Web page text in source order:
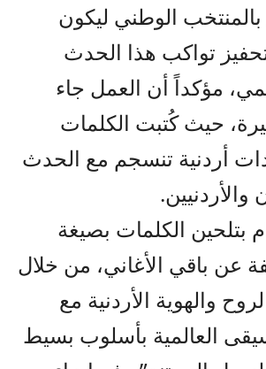
بالمنتخب الوطني ليكون
تواكب هذا الحدث
مؤكداً أن العمل جاء
حيث كُتبت الكلمات
أردنية تنسجم مع الحدث
والأردنيين.
بتلحين الكلمات بصيغة
عن باقي الأغاني، من خلال
والهوية الأردنية مع
العالمية بأسلوب بسيط